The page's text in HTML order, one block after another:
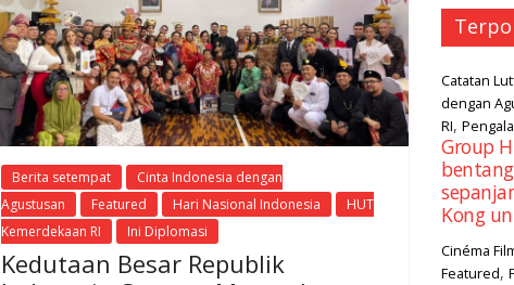
Berita setempat
Cinta Indonesia dengan
Agustusan
Featured Hari Nasional Indonesia
HUT
Kemerdekaan RI
Ini Diplomasi
Kedutaan Besar Republik
Catatan
dengan
RI,
Group
Kong
Cinéma
Featured,